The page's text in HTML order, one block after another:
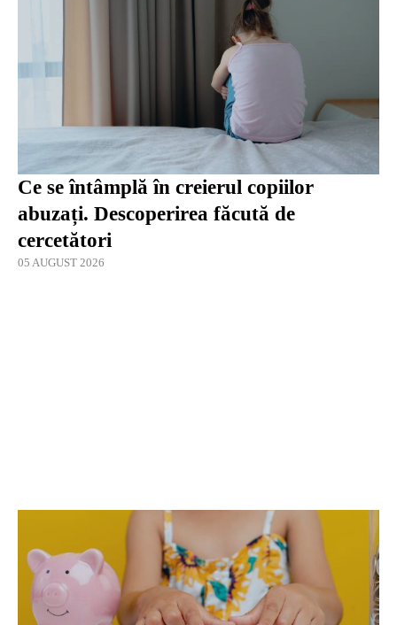
Ce se întâmplă în creierul copiilor
abuzați. Descoperirea făcută de
cercetători
05 AUGUST 2026